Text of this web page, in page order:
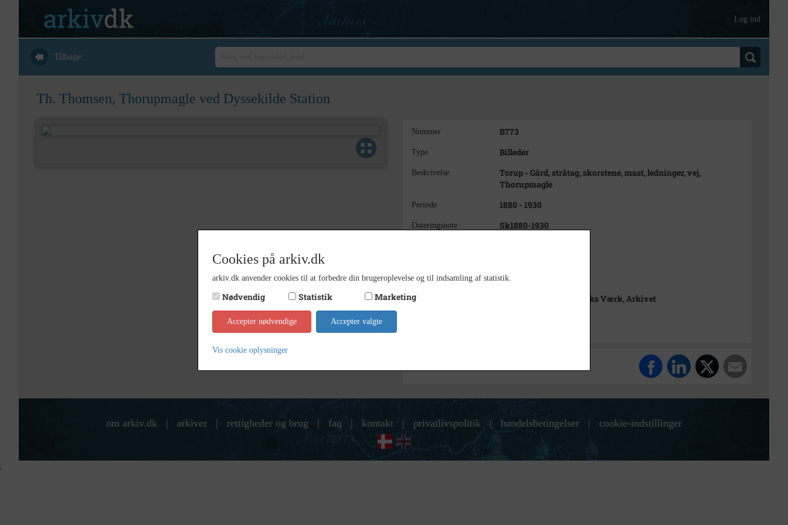
Log ind
Tilbage
Th. Thomsen, Thorupmagle ved Dyssekilde Station
Nummer B773
Type Billeder
Beskrivelse
Torup - Gård, stråtag, skorstene, mast, ledninger, vej,
Thorupmagle
Periode 1880 - 1930
Dateringsnote
Sk1880-1930
Størrelse 9 x 14
Arkiv Industrimuseet Frederiks Værk, Arkivet
om arkiv.dk | arkiver | rettigheder og brug | faq | kontakt | privatlivspolitik | handelsbetingelser | cookie-indstillinger
Cookies på arkiv.dk
arkiv.dk anvender cookies til at forbedre din brugeroplevelse og til indsamling af statistik.
Nødvendig Statistik Marketing
Accepter nødvendige Accepter valgte
Vis cookie oplysninger
;